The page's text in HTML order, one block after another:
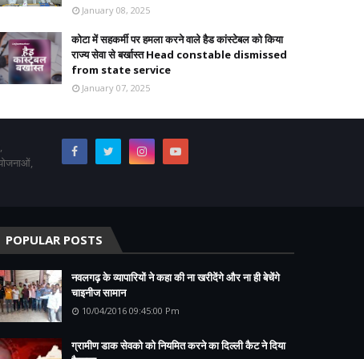
January 08, 2025
कोटा में सहकर्मी पर हमला करने वाले हैड कांस्टेबल को किया
राज्य सेवा से बर्खास्त Head constable dismissed
from state service
January 07, 2025
POPULAR POSTS
नवलगढ़ के व्यापारियों ने कहा की ना खरीदेंगे और ना ही बेचेंगे
चाइनीज सामान
10/04/2016 09:45:00 Pm
ग्रामीण डाक सेवको को नियमित करने का दिल्ली कैट ने दिया